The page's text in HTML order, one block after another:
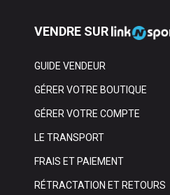
VENDRE SUR
GUIDE VENDEUR
GÉRER VOTRE BOUTIQUE
GÉRER VOTRE COMPTE
LE TRANSPORT
FRAIS ET PAIEMENT
RÉTRACTATION ET RETOURS